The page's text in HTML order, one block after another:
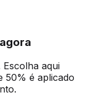
aqui
50% é aplicado